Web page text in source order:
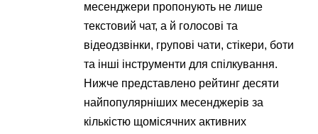
месенджери пропонують не лише
текстовий чат, а й голосові та
відеодзвінки, групові чати, стікери, боти
та інші інструменти для спілкування.
Нижче представлено рейтинг десяти
найпопулярніших месенджерів за
кількістю щомісячних активних